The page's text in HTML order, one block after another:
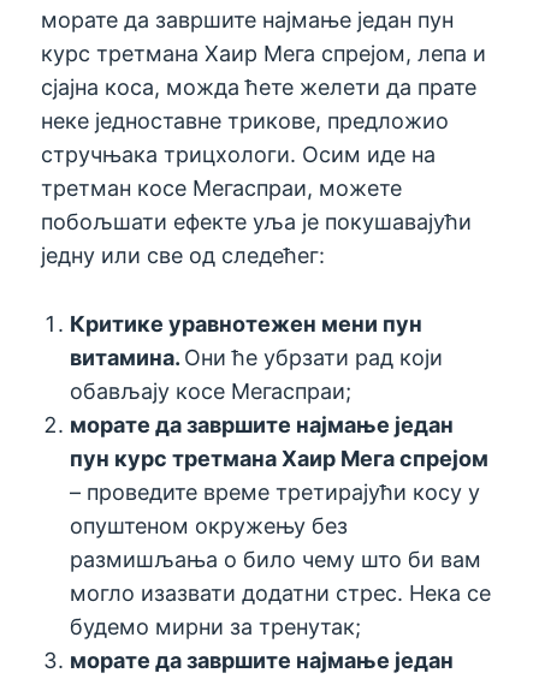
морате да завршите најмање један пун
курс третмана Хаир Мега спрејом, лепа и
сјајна коса, можда ћете желети да прате
неке једноставне трикове, предложио
стручњака трицхологи. Осим иде на
третман косе Мегаспраи, можете
побољшати ефекте уља је покушавајући
једну или све од следећег:
Критике уравнотежен мени пун
витамина. Они ће убрзати рад који
обављају косе Мегаспраи;
морате да завршите најмање један
пун курс третмана Хаир Мега спрејом
– проведите време третирајући косу у
опуштеном окружењу без
размишљања о било чему што би вам
могло изазвати додатни стрес. Нека се
будемо мирни за тренутак;
морате да завршите најмање један